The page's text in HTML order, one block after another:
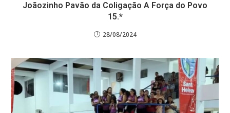
Joãozinho Pavão da Coligação A Força do Povo
15.*
28/08/2024